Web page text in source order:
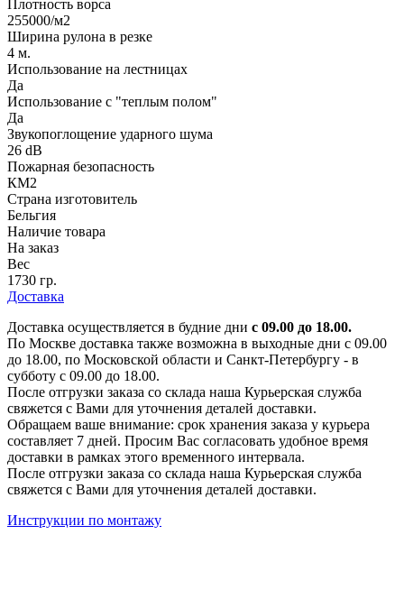
Плотность ворса
255000/м2
Ширина рулона в резке
4 м.
Использование на лестницах
Да
Использование с "теплым полом"
Да
Звукопоглощение ударного шума
26 dB
Пожарная безопасность
КМ2
Страна изготовитель
Бельгия
Наличие товара
На заказ
Вес
1730 гр.
Доставка
Доставка осуществляется в будние дни с 09.00 до 18.00.
По Москве доставка также возможна в выходные дни с 09.00
до 18.00, по Московской области и Санкт-Петербургу - в
субботу с 09.00 до 18.00.
После отгрузки заказа со склада наша Курьерская служба
свяжется с Вами для уточнения деталей доставки.
Обращаем ваше внимание: срок хранения заказа у курьера
составляет 7 дней. Просим Вас согласовать удобное время
доставки в рамках этого временного интервала.
После отгрузки заказа со склада наша Курьерская служба
свяжется с Вами для уточнения деталей доставки.
Инструкции по монтажу